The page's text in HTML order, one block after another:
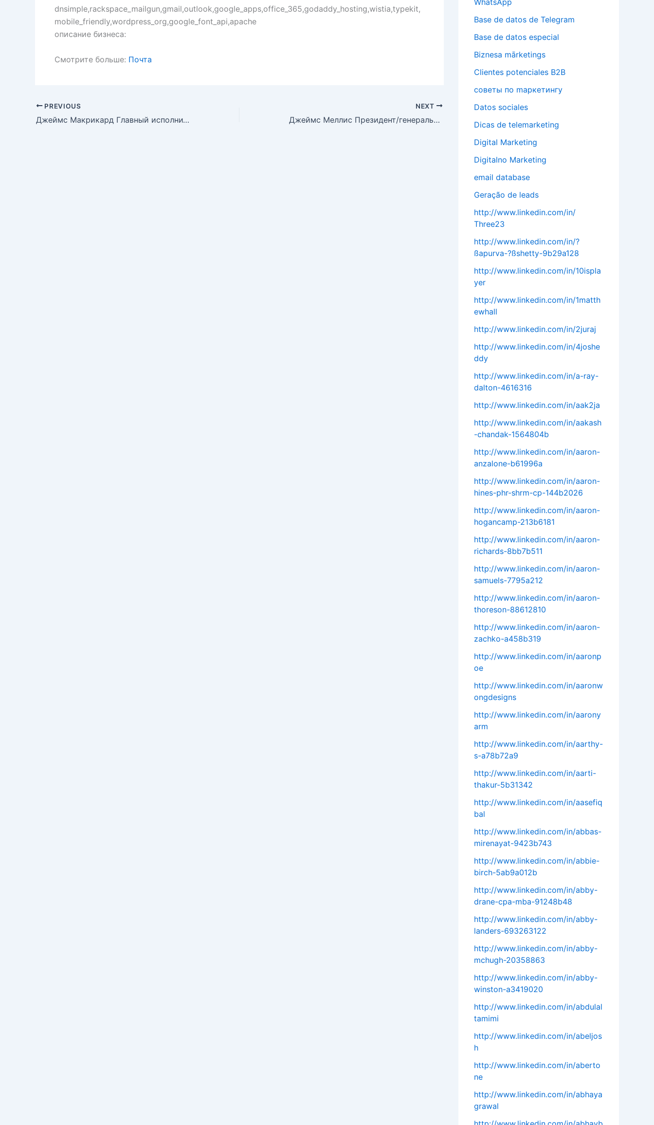
dnsimple,rackspace_mailgun,gmail,outlook,google_apps,office_365,godaddy_hosting,wistia,typekit,
mobile_friendly,wordpress_org,google_font_api,apache
описание бизнеса:
Смотрите больше: Почта
PREVIOUS
Джеймс Макрикард Главный исполнительный директор, президент и директор
NEXT
Джеймс Меллис Президент/генеральный директор
WhatsApp
Base de datos de Telegram
Base de datos especial
Biznesa mārketings
Clientes potenciales B2B
cоветы по mаркетингу
Datos sociales
Dicas de telemarketing
Digital Marketing
Digitalno Marketing
email database
Geração de leads
http://www.linkedin.com/in/
Three23
http://www.linkedin.com/in/?
ßapurva-?ßshetty-9b29a128
http://www.linkedin.com/in/10ispla
yer
http://www.linkedin.com/in/1matth
ewhall
http://www.linkedin.com/in/2juraj
http://www.linkedin.com/in/4joshe
ddy
http://www.linkedin.com/in/a-ray-
dalton-4616316
http://www.linkedin.com/in/aak2ja
http://www.linkedin.com/in/aakash
-chandak-1564804b
http://www.linkedin.com/in/aaron-
anzalone-b61996a
http://www.linkedin.com/in/aaron-
hines-phr-shrm-cp-144b2026
http://www.linkedin.com/in/aaron-
hogancamp-213b6181
http://www.linkedin.com/in/aaron-
richards-8bb7b511
http://www.linkedin.com/in/aaron-
samuels-7795a212
http://www.linkedin.com/in/aaron-
thoreson-88612810
http://www.linkedin.com/in/aaron-
zachko-a458b319
http://www.linkedin.com/in/aaronp
oe
http://www.linkedin.com/in/aaronw
ongdesigns
http://www.linkedin.com/in/aarony
arm
http://www.linkedin.com/in/aarthy-
s-a78b72a9
http://www.linkedin.com/in/aarti-
thakur-5b31342
http://www.linkedin.com/in/aasefiq
bal
http://www.linkedin.com/in/abbas-
mirenayat-9423b743
http://www.linkedin.com/in/abbie-
birch-5ab9a012b
http://www.linkedin.com/in/abby-
drane-cpa-mba-91248b48
http://www.linkedin.com/in/abby-
landers-693263122
http://www.linkedin.com/in/abby-
mchugh-20358863
http://www.linkedin.com/in/abby-
winston-a3419020
http://www.linkedin.com/in/abdulal
tamimi
http://www.linkedin.com/in/abeljos
h
http://www.linkedin.com/in/aberto
ne
http://www.linkedin.com/in/abhaya
grawal